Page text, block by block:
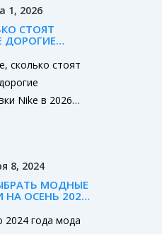
аксессуары,
и обуви до
украшений и
помогают
модный образ.
как
подобрать
1, 2026
СТОЯТ
ДОРОГИЕ
И
2026 ГОДА
сколько стоят
Nike в 2026
лимиток и
по выбору
8, 2024
МОДНЫЕ
НА ОСЕНЬ 2024
2024 года мода